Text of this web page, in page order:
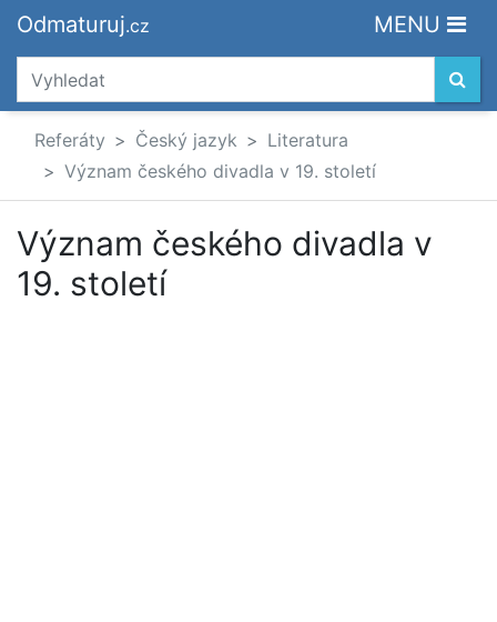
Odmaturuj.cz MENU
Referáty Český jazyk
Literatura
Význam českého divadla v 19. století
Význam českého divadla v
19. století